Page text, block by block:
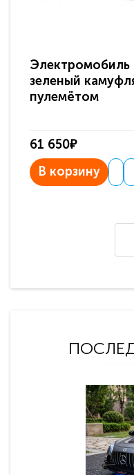
Электромобиль
зеленый
пулемётом
61 650₽
В корзину